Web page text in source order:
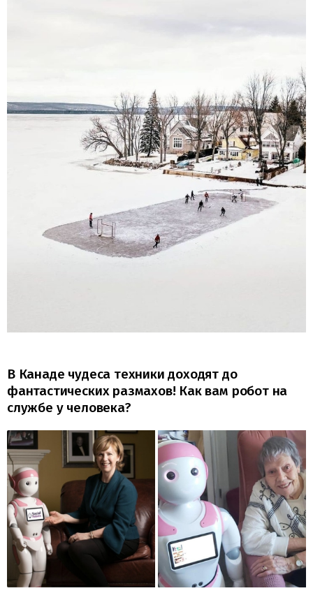
В Канаде чудеса техники доходят до
фантастических размахов! Как вам робот на
службе у человека?